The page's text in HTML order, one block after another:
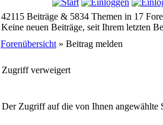
42115 Beiträge & 5834 Themen in 17
Keine neuen Beiträge, seit Ihrem letzten
Forenübersicht » Beitrag melden
Zugriff verweigert
Der Zugriff auf die von Ihnen angewählte